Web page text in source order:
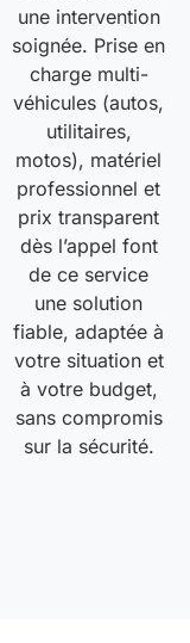
une intervention
soignée. Prise en
charge multi-
véhicules (autos,
utilitaires,
motos), matériel
professionnel et
prix transparent
dès l’appel font
de ce service
une solution
fiable, adaptée à
votre situation et
à votre budget,
sans compromis
sur la sécurité.